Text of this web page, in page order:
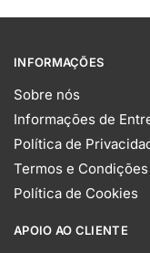
INFORMAÇÕES
Sobre nós
Informações de
Política de
Termos e Condições
Política de Cookies
APOIO AO CLIENTE